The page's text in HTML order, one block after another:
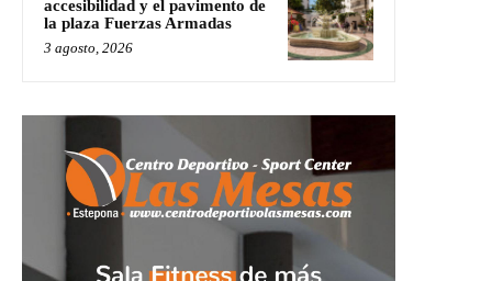
accesibilidad y el pavimento de
la plaza Fuerzas Armadas
3 agosto, 2026